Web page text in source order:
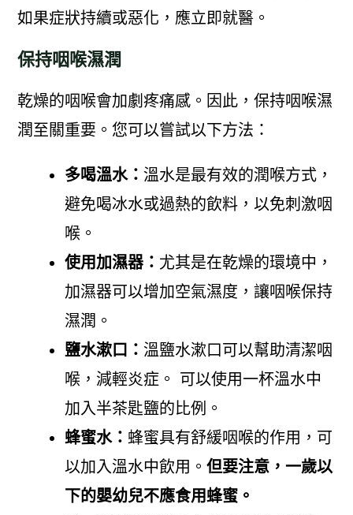
如果症狀持續或惡化，應立即就醫。
保持咽喉濕潤
乾燥的咽喉會加劇疼痛感。因此，保持咽喉濕
潤至關重要。您可以嘗試以下方法：
多喝溫水： 溫水是最有效的潤喉方式，
避免喝冰水或過熱的飲料，以免刺激咽
喉。
使用加濕器： 尤其是在乾燥的環境中，
加濕器可以增加空氣濕度，讓咽喉保持
濕潤。
鹽水漱口： 溫鹽水漱口可以幫助清潔咽
喉，減輕炎症。 可以使用一杯溫水中
加入半茶匙鹽的比例。
蜂蜜水： 蜂蜜具有舒緩咽喉的作用，可
以加入溫水中飲用。 但要注意，一歲以
下的嬰幼兒不應食用蜂蜜。